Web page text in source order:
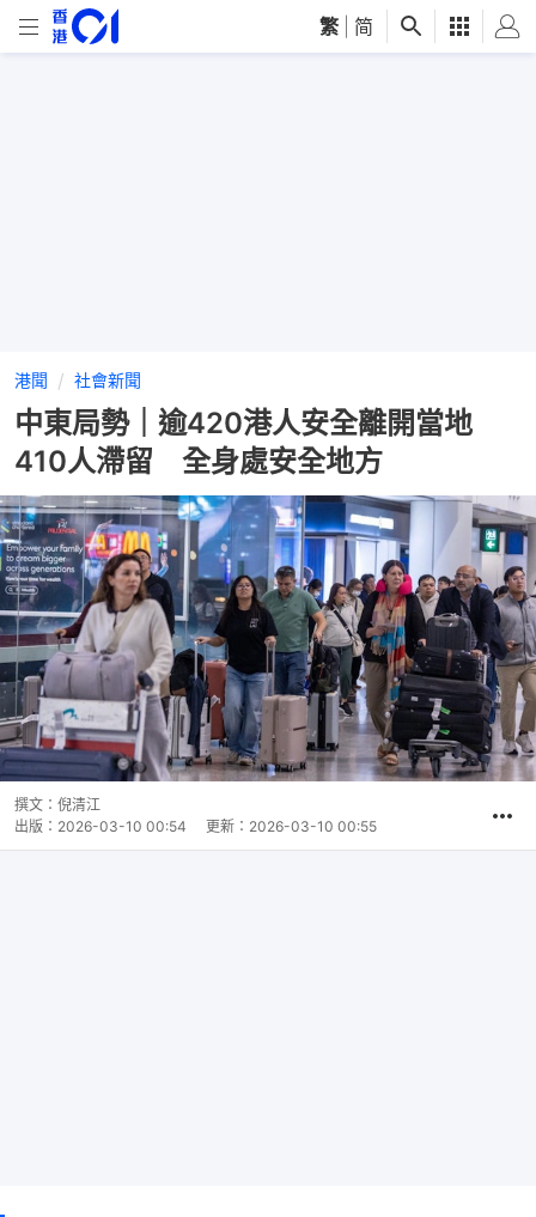
繁 简
港聞 社會新聞
中東局勢｜逾420港人安全離開當地
410人滯留 全身處安全地方
撰文： 倪清江
出版： 2026-03-10 00:54 更新： 2026-03-10 00:55